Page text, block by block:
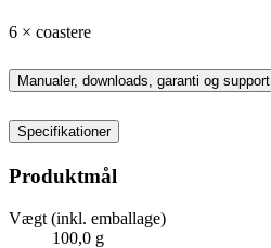
6 × coastere
Manualer, downloads, garanti og support
Specifikationer
Produktmål
Vægt (inkl. emballage)
100,0 g